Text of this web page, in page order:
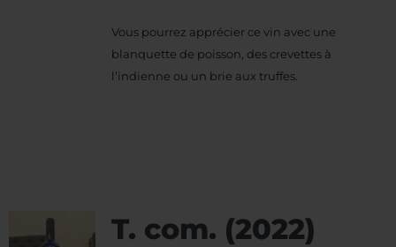
Vous pourrez apprécier ce vin avec une
blanquette de poisson, des crevettes à
l’indienne ou un brie aux truffes.
T. com. (2022)